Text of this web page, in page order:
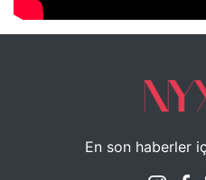
En son haberler